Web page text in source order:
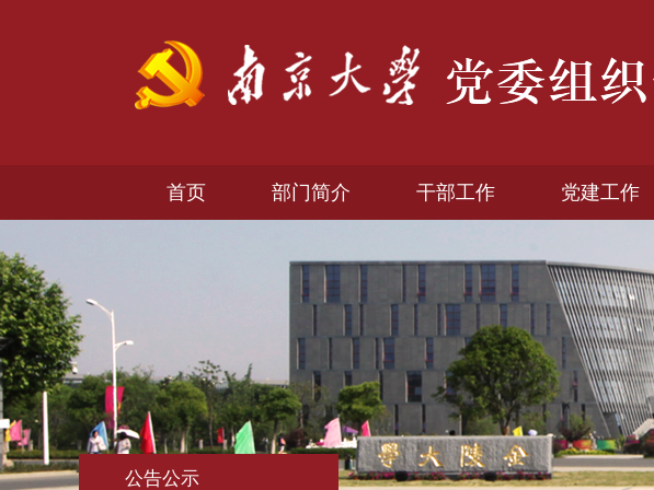
首页 部门简介 干部工作 党建工作
公告公示